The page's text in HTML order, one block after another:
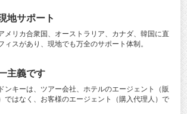
地サポート
メリカ合衆国、オーストラリア、カナダ、韓国に直
ィスがあり、現地でも万全のサポート体制。
主義です
ンキーは、ツアー会社、ホテルのエージェント（販
ではなく、お客様のエージェント（購入代理人）で